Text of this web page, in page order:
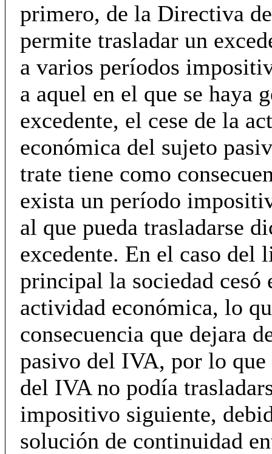
primero, de la Directiva
permite trasladar un
a varios períodos
a aquel en el que se haya
excedente, el cese de la
económica del sujeto
trate tiene como
exista un período
al que pueda trasladarse
excedente. En el caso del
principal la sociedad cesó
actividad económica, lo
consecuencia que dejara
pasivo del IVA, por lo que
del IVA no podía
impositivo siguiente,
solución de continuidad